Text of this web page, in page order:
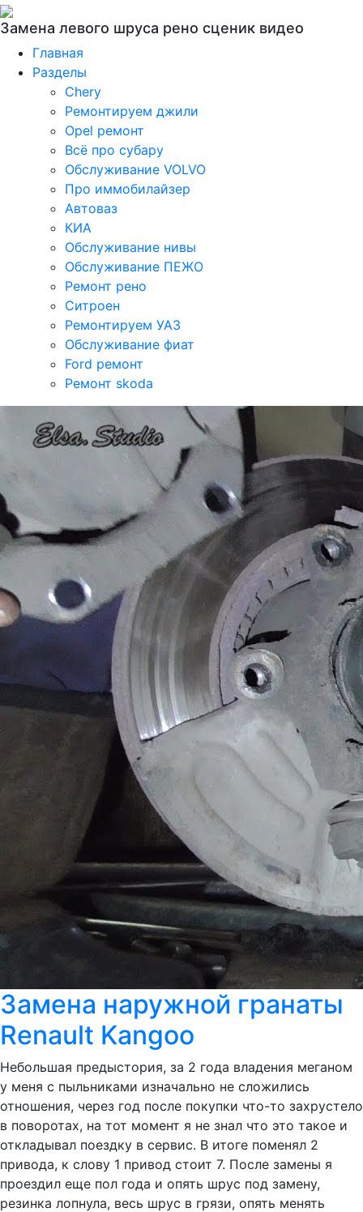
Замена левого шруса рено сценик видео
Главная
Разделы
Chery
Ремонтируем джили
Opel ремонт
Всё про субару
Обслуживание VOLVO
Про иммобилайзер
Автоваз
КИА
Обслуживание нивы
Обслуживание ПЕЖО
Ремонт рено
Ситроен
Ремонтируем УАЗ
Обслуживание фиат
Ford ремонт
Ремонт skoda
Замена наружной гранаты
Renault Kangoo
Небольшая предыстория, за 2 года владения меганом
у меня с пыльниками изначально не сложились
отношения, через год после покупки что-то захрустело
в поворотах, на тот момент я не знал что это такое и
откладывал поездку в сервис. В итоге поменял 2
привода, к слову 1 привод стоит 7. После замены я
проездил еще пол года и опять шрус под замену,
резинка лопнула, весь шрус в грязи, опять менять